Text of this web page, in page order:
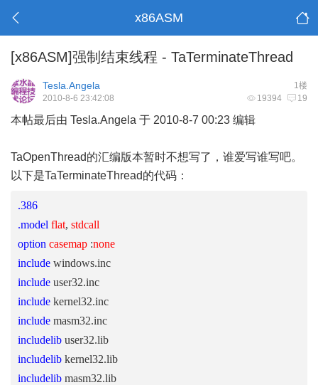
x86ASM
[x86ASM]强制结束线程 - TaTerminateThread
1楼
Tesla.Angela
19394 19
2010-8-6 23:42:08
本帖最后由 Tesla.Angela 于 2010-8-7 00:23 编辑
TaOpenThread的汇编版本暂时不想写了，谁爱写谁写吧。
以下是TaTerminateThread的代码：
.386
.model flat, stdcall
option casemap :none
include windows.inc
include user32.inc
include kernel32.inc
include masm32.inc
includelib user32.lib
includelib kernel32.lib
includelib masm32.lib